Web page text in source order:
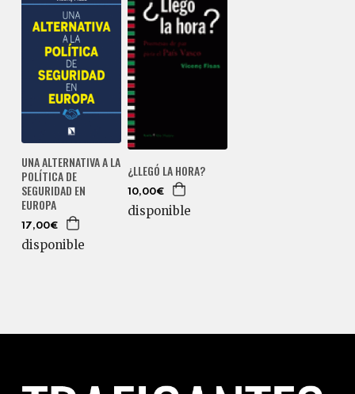
UNA ALTERNATIVA A LA
POLÍTICA DE
SEGURIDAD EN
EUROPA
17,00€
disponible
¿LLEGÓ LA HORA?
10,00€
disponible